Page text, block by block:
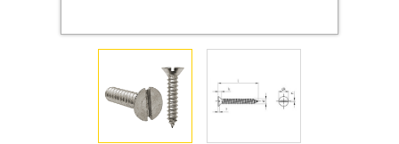
Оснастка и аксессуары для яхт
Саморезы и шурупы